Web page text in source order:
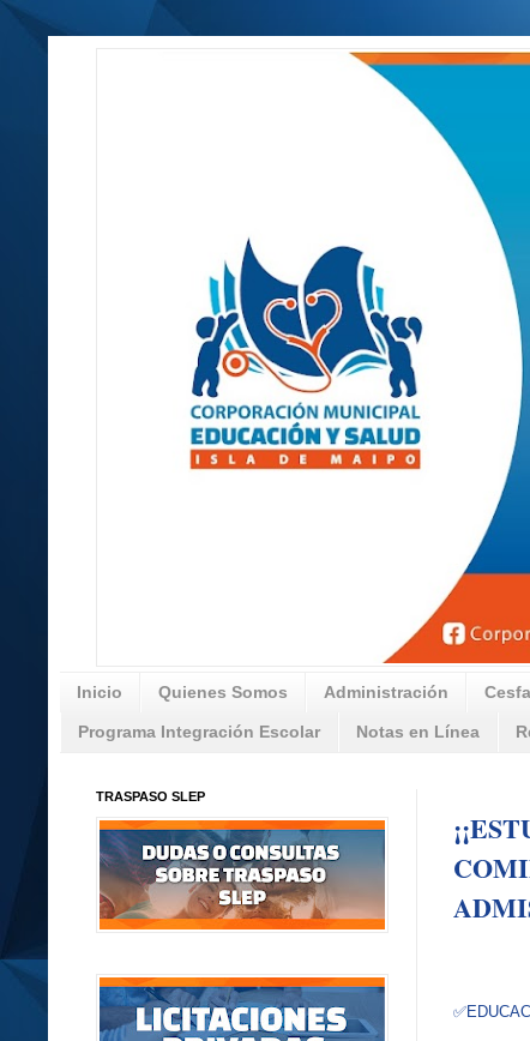
Inicio Quienes Somos Administración
Programa Integración Escolar Notas en Línea
TRASPASO SLEP